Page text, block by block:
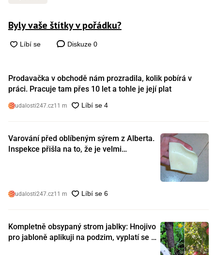
Byly vaše štítky v pořádku?
Diskuze 0
Prodavačka v obchodě nám prozradila, kolik pobírá v
práci. Pracuje tam přes 10 let a tohle je její plat
udalosti247.cz11 m
Varování před oblíbeným sýrem z Alberta.
Inspekce přišla na to, že je velmi
udalosti247.cz11 m
Kompletně obsypaný strom jablky: Hnojivo
pro jabloně aplikuji na podzim, vyplatí se s